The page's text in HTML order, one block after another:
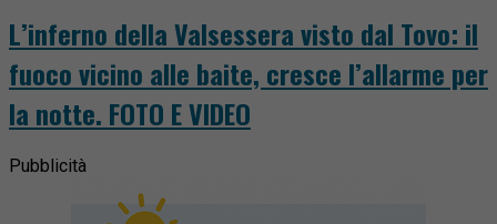
L’inferno della Valsessera visto dal Tovo: il
fuoco vicino alle baite, cresce l’allarme per
la notte. FOTO E VIDEO
Pubblicità